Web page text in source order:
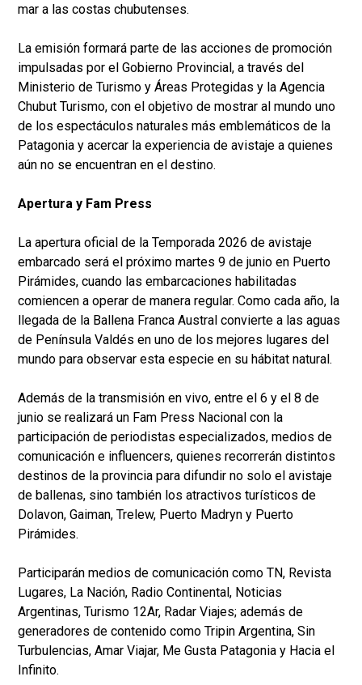
mar a las costas chubutenses.
La emisión formará parte de las acciones de promoción
impulsadas por el Gobierno Provincial, a través del
Ministerio de Turismo y Áreas Protegidas y la Agencia
Chubut Turismo, con el objetivo de mostrar al mundo uno
de los espectáculos naturales más emblemáticos de la
Patagonia y acercar la experiencia de avistaje a quienes
aún no se encuentran en el destino.
Apertura y Fam Press
La apertura oficial de la Temporada 2026 de avistaje
embarcado será el próximo martes 9 de junio en Puerto
Pirámides, cuando las embarcaciones habilitadas
comiencen a operar de manera regular. Como cada año, la
llegada de la Ballena Franca Austral convierte a las aguas
de Península Valdés en uno de los mejores lugares del
mundo para observar esta especie en su hábitat natural.
Además de la transmisión en vivo, entre el 6 y el 8 de
junio se realizará un Fam Press Nacional con la
participación de periodistas especializados, medios de
comunicación e influencers, quienes recorrerán distintos
destinos de la provincia para difundir no solo el avistaje
de ballenas, sino también los atractivos turísticos de
Dolavon, Gaiman, Trelew, Puerto Madryn y Puerto
Pirámides.
Participarán medios de comunicación como TN, Revista
Lugares, La Nación, Radio Continental, Noticias
Argentinas, Turismo 12Ar, Radar Viajes; además de
generadores de contenido como Tripin Argentina, Sin
Turbulencias, Amar Viajar, Me Gusta Patagonia y Hacia el
Infinito.